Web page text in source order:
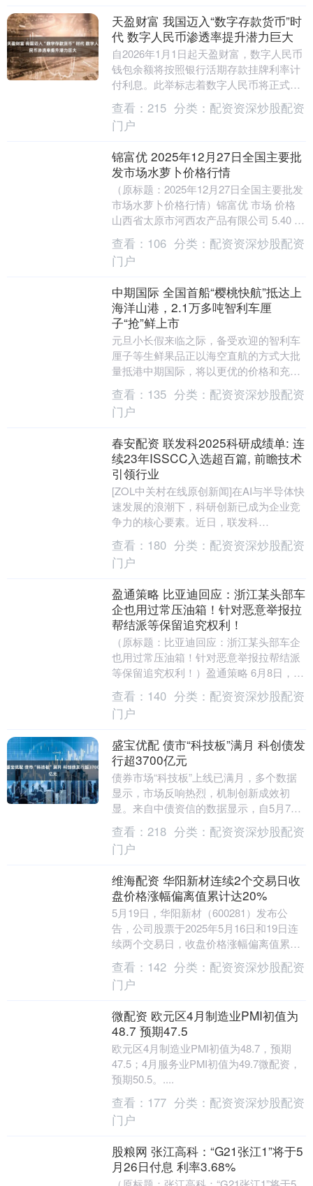
天盈财富 我国迈入“数字存款货币”时
代 数字人民币渗透率提升潜力巨大
自2026年1月1日起天盈财富，数字人民币
钱包余额将按照银行活期存款挂牌利率计
付利息。此举标志着数字人民币将正式
从“数字现金”时代迈入“数字存款货币”时
代。专家....
查看： 215 分类： 配资资深炒股配资
门户
锦富优 2025年12月27日全国主要批
发市场水萝卜价格行情
（原标题：2025年12月27日全国主要批发
市场水萝卜价格行情）锦富优 市场 价格
山西省太原市河西农产品有限公司 5.40 运
城蔬菜批发市场有限公司 2.40....
查看： 106 分类： 配资资深炒股配资
门户
中期国际 全国首船“樱桃快航”抵达上
海洋山港，2.1万多吨智利车厘
子“抢”鲜上市
元旦小长假来临之际，备受欢迎的智利车
厘子等生鲜果品正以海空直航的方式大批
量抵港中期国际，将以更优的价格和充足
的供应丰富民众的果盘子、菜篮子。 今天
16时30分，....
查看： 135 分类： 配资资深炒股配资
门户
春安配资 联发科2025科研成绩单: 连
续23年ISSCC入选超百篇, 前瞻技术
引领行业
[ZOL中关村在线原创新闻]在AI与半导体快
速发展的浪潮下，科研创新已成为企业竞
争力的核心要素。近日，联发科
（MediaTek）发布了其2025年度科研成果
速报....
查看： 180 分类： 配资资深炒股配资
门户
盈通策略 比亚迪回应：浙江某头部车
企也用过常压油箱！针对恶意举报拉
帮结派等保留追究权利！
（原标题：比亚迪回应：浙江某头部车企
也用过常压油箱！针对恶意举报拉帮结派
等保留追究权利！）盈通策略 6月8日，比
亚迪集团品牌及公关处总经理李云飞发文
回应"常压油....
查看： 140 分类： 配资资深炒股配资
门户
盛宝优配 债市“科技板”满月 科创债发
行超3700亿元
债券市场“科技板”上线已满月，多个数据
显示，市场反响热烈，机制创新成效初
显。来自中债资信的数据显示，自5月7日
起至6月5日，包含银行间和交易所在内，
全市场累计已....
查看： 218 分类： 配资资深炒股配资
门户
维海配资 华阳新材连续2个交易日收
盘价格涨幅偏离值累计达20%
5月19日，华阳新材（600281）发布公
告，公司股票于2025年5月16日和19日连
续两个交易日，收盘价格涨幅偏离值累计
达到20%。 2025年一季度，华阳新....
查看： 142 分类： 配资资深炒股配资
门户
微配资 欧元区4月制造业PMI初值为
48.7 预期47.5
欧元区4月制造业PMI初值为48.7，预期
47.5；4月服务业PMI初值为49.7微配资，
预期50.5。....
查看： 177 分类： 配资资深炒股配资
门户
股粮网 张江高科：“G21张江1”将于5
月26日付息 利率3.68%